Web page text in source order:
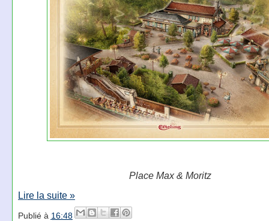
Place Max & Moritz
Lire la suite »
Publié à 16:48